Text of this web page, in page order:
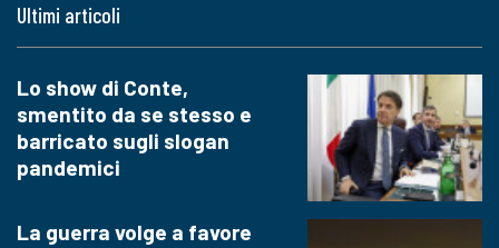
Ultimi articoli
Lo show di Conte,
smentito da se stesso e
barricato sugli slogan
pandemici
La guerra volge a favore